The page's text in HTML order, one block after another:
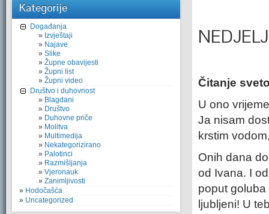
Kategorije
Događanja
Izvještaji
Najave
Slike
Župne obavijesti
Župni list
Župni video
Društvo i duhovnost
Blagdani
Društvo
Duhovne priče
Molitva
Multimedija
Nekategorizirano
Palotinci
Razmišljanja
Vjeronauk
Zanimljivosti
Hodočašća
Uncategorized
Čitanje
U ono
Ja nisam
krstim
Onih dana
od Ivana. I
poput
ljubljeni! U